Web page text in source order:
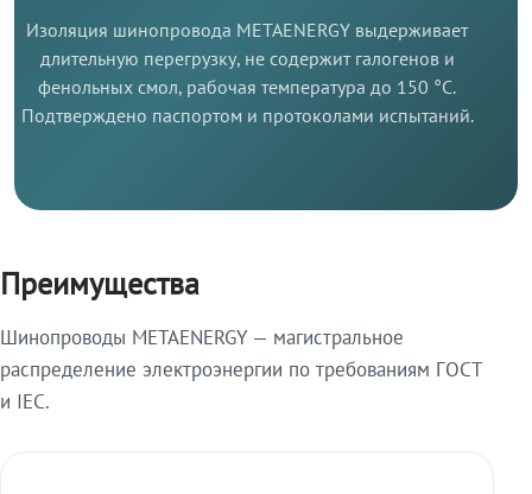
Изоляция шинопровода METAENERGY выдерживает
длительную перегрузку, не содержит галогенов и
фенольных смол, рабочая температура до 150 °C.
Подтверждено паспортом и протоколами испытаний.
Преимущества
Шинопроводы METAENERGY — магистральное
распределение электроэнергии по требованиям ГОСТ
и IEC.